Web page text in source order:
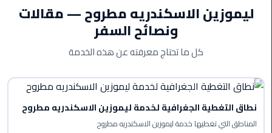
ليموزين
بورسعيد
ليموزين
بنها
ليموزين الاسكندريه مطروح — مقالات
ونصائح السفر
كل ما تحتاج معرفته عن هذه الخدمة
نطاق التغطية الجغرافية لخدمة ليموزين الاسكندريه مطروح
المناطق التي تغطيها خدمة ليموزين الاسكندريه مطروح